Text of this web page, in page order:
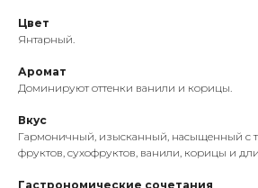
Цвет
Янтарный.
Аромат
Доминируют оттенки ванили и корицы.
Вкус
Гармоничный, изысканный, насыщенный с
фруктов, сухофруктов, ванили, корицы и
Гастрономические сочетания